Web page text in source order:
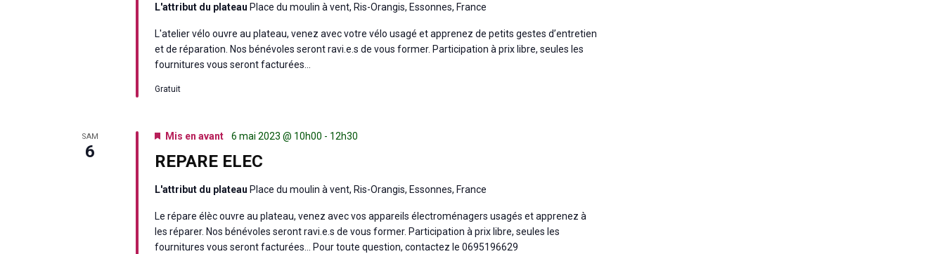
L'attribut du plateau Place du moulin à vent, Ris-Orangis, Essonnes, France
L'atelier vélo ouvre au plateau, venez avec votre vélo usagé et apprenez de petits gestes d’entretien
et de réparation. Nos bénévoles seront ravi.e.s de vous former. Participation à prix libre, seules les
fournitures vous seront facturées…
Gratuit
SAM
6 REPARE ELEC
Mis en avant 6 mai 2023 @ 10h00 - 12h30
L'attribut du plateau Place du moulin à vent, Ris-Orangis, Essonnes, France
Le répare élèc ouvre au plateau, venez avec vos appareils électroménagers usagés et apprenez à
les réparer. Nos bénévoles seront ravi.e.s de vous former. Participation à prix libre, seules les
fournitures vous seront facturées… Pour toute question, contactez le 0695196629